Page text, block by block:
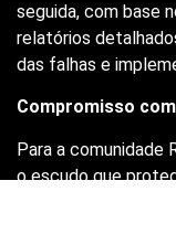
seguida, com base
relatórios
das falhas e
Compromisso
Para a comunidade
o escudo que